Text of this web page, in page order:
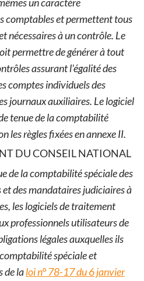
comptables et permettent tous
nécessaires à un contrôle. Le
permettre de générer à tout
assurant l'égalité des
comptes individuels des
journaux auxiliaires. Le logiciel
tenue de la comptabilité
les règles fixées en annexe II.
DU CONSEIL NATIONAL
de la comptabilité spéciale des
des mandataires judiciaires à
les logiciels de traitement
professionnels utilisateurs de
légales auxquelles ils
spéciale et
de laloi n° 78-17 du 6 janvier